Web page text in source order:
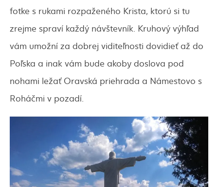
fotke s rukami rozpaženého Krista, ktorú si tu
zrejme spraví každý návštevník. Kruhový výhľad
vám umožní za dobrej viditeľnosti dovidieť až do
Poľska a inak vám bude akoby doslova pod
nohami ležať Oravská priehrada a Námestovo s
Roháčmi v pozadí.